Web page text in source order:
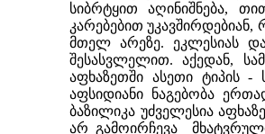
სიბრტყით აღინიშნება,
კარებებით
მთელ არეზე. ეკლესიას
შესასვლელით. აქედან,
აფხაზეთში ასეთი ტიპის -
აფსიდიანი ნაგებობა
ბაზილიკა უძველესია
არ გამოირჩევა